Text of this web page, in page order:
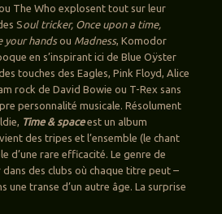
The Who explosent tout sur leur
Soul tricker, Once upon a time,
your handsou Madness, Komodor
en s’inspirant ici de Blue Oÿster
touches des Eagles, Pink Floyd, Alice
rock de David Bowie ou T-Rex sans
personnalité musicale. Résolument
Time & spaceest un album
des tripes et l’ensemble (le chant
d’une rare efficacité. Le genre de
dans des clubs où chaque titre peut –
une transe d’un autre âge. La surprise